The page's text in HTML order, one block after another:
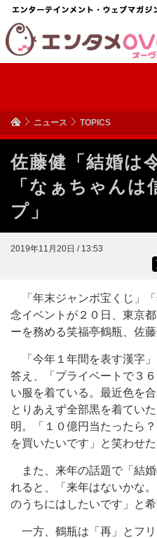
ニュース TOPICS
佐藤健「結婚は
「なぁちゃんは
プ」
2019年11月20日 / 13:53
「年末ジャンボ宝くじ」
念イベントが２０日、東京
ーを務める笑福亭鶴瓶、佐
「今年１年間を表す漢字
答え、「プライベートで３
い服を着ている。最近色を
とりあえず全部黒を着てい
明。「１０億円当たったら
を買いたいです」と笑わせた
また、来年の話題で「結
れると、「来年はないかな
のうちにはしたいです」と希
一方、鶴瓶は「再」とフ